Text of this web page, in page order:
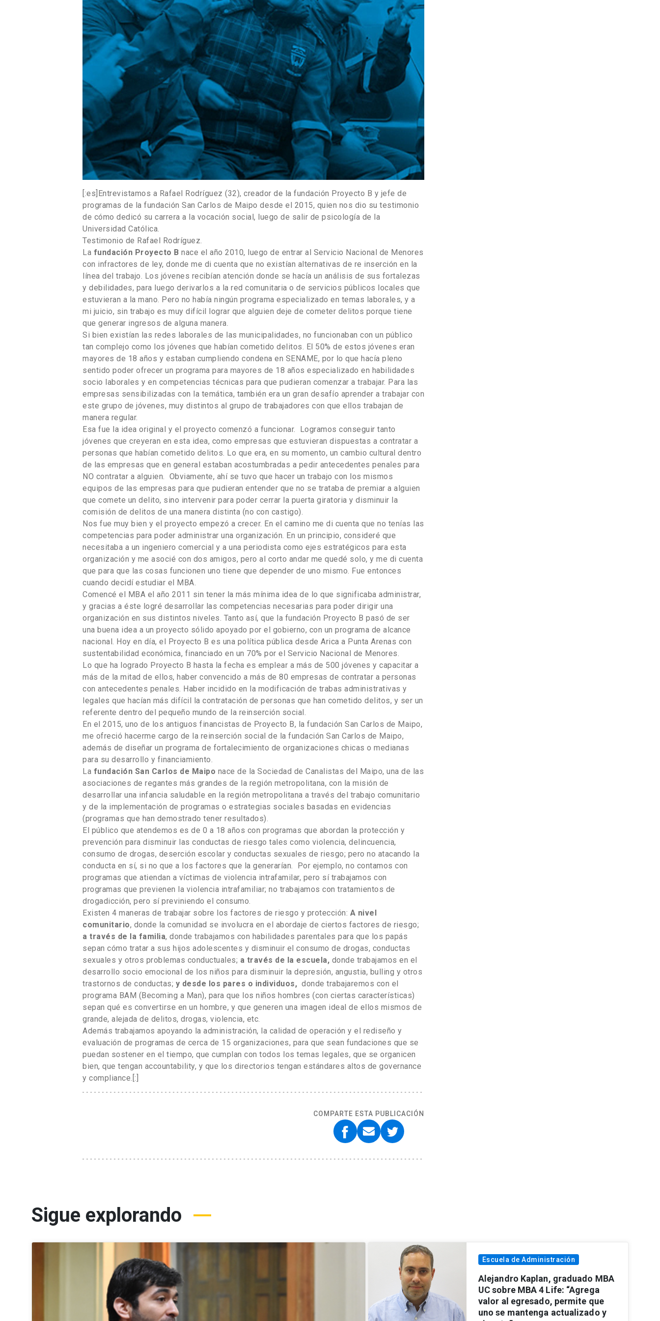
[:es]Entrevistamos a Rafael Rodríguez (32), creador de la fundación Proyecto B y jefe de
programas de la fundación San Carlos de Maipo desde el 2015, quien nos dio su testimonio
de cómo dedicó su carrera a la vocación social, luego de salir de psicología de la
Universidad Católica.
Testimonio de Rafael Rodríguez.
La fundación Proyecto B nace el año 2010, luego de entrar al Servicio Nacional de Menores
con infractores de ley, donde me di cuenta que no existían alternativas de re inserción en la
línea del trabajo. Los jóvenes recibían atención donde se hacía un análisis de sus fortalezas
y debilidades, para luego derivarlos a la red comunitaria o de servicios públicos locales que
estuvieran a la mano. Pero no había ningún programa especializado en temas laborales, y a
mi juicio, sin trabajo es muy difícil lograr que alguien deje de cometer delitos porque tiene
que generar ingresos de alguna manera.
Si bien existían las redes laborales de las municipalidades, no funcionaban con un público
tan complejo como los jóvenes que habían cometido delitos. El 50% de estos jóvenes eran
mayores de 18 años y estaban cumpliendo condena en SENAME, por lo que hacía pleno
sentido poder ofrecer un programa para mayores de 18 años especializado en habilidades
socio laborales y en competencias técnicas para que pudieran comenzar a trabajar. Para las
empresas sensibilizadas con la temática, también era un gran desafío aprender a trabajar con
este grupo de jóvenes, muy distintos al grupo de trabajadores con que ellos trabajan de
manera regular.
Esa fue la idea original y el proyecto comenzó a funcionar. Logramos conseguir tanto
jóvenes que creyeran en esta idea, como empresas que estuvieran dispuestas a contratar a
personas que habían cometido delitos. Lo que era, en su momento, un cambio cultural dentro
de las empresas que en general estaban acostumbradas a pedir antecedentes penales para
NO contratar a alguien. Obviamente, ahí se tuvo que hacer un trabajo con los mismos
equipos de las empresas para que pudieran entender que no se trataba de premiar a alguien
que comete un delito, sino intervenir para poder cerrar la puerta giratoria y disminuir la
comisión de delitos de una manera distinta (no con castigo).
Nos fue muy bien y el proyecto empezó a crecer. En el camino me di cuenta que no tenías las
competencias para poder administrar una organización. En un principio, consideré que
necesitaba a un ingeniero comercial y a una periodista como ejes estratégicos para esta
organización y me asocié con dos amigos, pero al corto andar me quedé solo, y me di cuenta
que para que las cosas funcionen uno tiene que depender de uno mismo. Fue entonces
cuando decidí estudiar el MBA.
Comencé el MBA el año 2011 sin tener la más mínima idea de lo que significaba administrar,
y gracias a éste logré desarrollar las competencias necesarias para poder dirigir una
organización en sus distintos niveles. Tanto así, que la fundación Proyecto B pasó de ser
una buena idea a un proyecto sólido apoyado por el gobierno, con un programa de alcance
nacional. Hoy en día, el Proyecto B es una política pública desde Arica a Punta Arenas con
sustentabilidad económica, financiado en un 70% por el Servicio Nacional de Menores.
Lo que ha logrado Proyecto B hasta la fecha es emplear a más de 500 jóvenes y capacitar a
más de la mitad de ellos, haber convencido a más de 80 empresas de contratar a personas
con antecedentes penales. Haber incidido en la modificación de trabas administrativas y
legales que hacían más difícil la contratación de personas que han cometido delitos, y ser un
referente dentro del pequeño mundo de la reinserción social.
En el 2015, uno de los antiguos financistas de Proyecto B, la fundación San Carlos de Maipo,
me ofreció hacerme cargo de la reinserción social de la fundación San Carlos de Maipo,
además de diseñar un programa de fortalecimiento de organizaciones chicas o medianas
para su desarrollo y financiamiento.
La fundación San Carlos de Maipo nace de la Sociedad de Canalistas del Maipo, una de las
asociaciones de regantes más grandes de la región metropolitana, con la misión de
desarrollar una infancia saludable en la región metropolitana a través del trabajo comunitario
y de la implementación de programas o estrategias sociales basadas en evidencias
(programas que han demostrado tener resultados).
El público que atendemos es de 0 a 18 años con programas que abordan la protección y
prevención para disminuir las conductas de riesgo tales como violencia, delincuencia,
consumo de drogas, deserción escolar y conductas sexuales de riesgo; pero no atacando la
conducta en sí, si no que a los factores que la generarían. Por ejemplo, no contamos con
programas que atiendan a víctimas de violencia intrafamilar, pero sí trabajamos con
programas que previenen la violencia intrafamiliar; no trabajamos con tratamientos de
drogadicción, pero sí previniendo el consumo.
Existen 4 maneras de trabajar sobre los factores de riesgo y protección: A nivel
comunitario, donde la comunidad se involucra en el abordaje de ciertos factores de riesgo;
a través de la familia, donde trabajamos con habilidades parentales para que los papás
sepan cómo tratar a sus hijos adolescentes y disminuir el consumo de drogas, conductas
sexuales y otros problemas conductuales; a través de la escuela, donde trabajamos en el
desarrollo socio emocional de los niños para disminuir la depresión, angustia, bulling y otros
trastornos de conductas; y desde los pares o individuos, donde trabajaremos con el
programa BAM (Becoming a Man), para que los niños hombres (con ciertas características)
sepan qué es convertirse en un hombre, y que generen una imagen ideal de ellos mismos de
grande, alejada de delitos, drogas, violencia, etc.
Además trabajamos apoyando la administración, la calidad de operación y el rediseño y
evaluación de programas de cerca de 15 organizaciones, para que sean fundaciones que se
puedan sostener en el tiempo, que cumplan con todos los temas legales, que se organicen
bien, que tengan accountability, y que los directorios tengan estándares altos de governance
y compliance.[:]
COMPARTE ESTA PUBLICACIÓN
Sigue explorando
Escuela de Administración
Alejandro Kaplan, graduado MBA
UC sobre MBA 4 Life: “Agrega
valor al egresado, permite que
uno se mantenga actualizado y